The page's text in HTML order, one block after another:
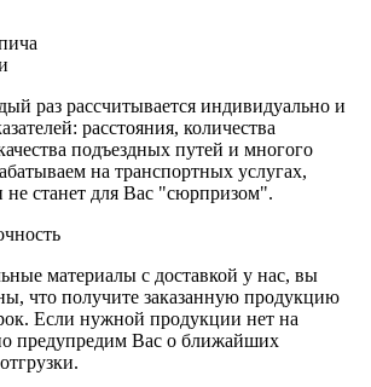
раз рассчитывается индивидуально и
расстояния, количества
подъездных путей и многого
на транспортных услугах,
не станет для Вас "сюрпризом".
материалы с доставкой у нас, вы
что получите заказанную продукцию
Если нужной продукции нет на
предупредим Вас о ближайших